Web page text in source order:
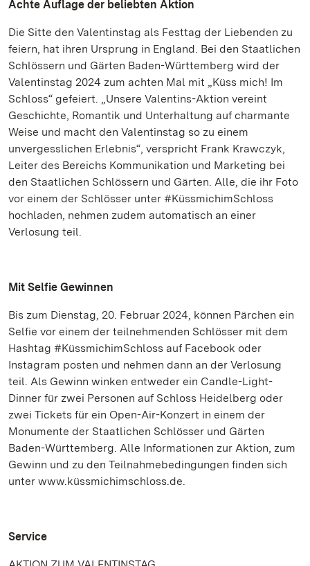
Achte Auflage der beliebten Aktion
Die Sitte den Valentinstag als Festtag der Liebenden zu
feiern, hat ihren Ursprung in England. Bei den Staatlichen
Schlössern und Gärten Baden-Württemberg wird der
Valentinstag 2024 zum achten Mal mit „Küss mich! Im
Schloss“ gefeiert. „Unsere Valentins-Aktion vereint
Geschichte, Romantik und Unterhaltung auf charmante
Weise und macht den Valentinstag so zu einem
unvergesslichen Erlebnis“, verspricht Frank Krawczyk,
Leiter des Bereichs Kommunikation und Marketing bei
den Staatlichen Schlössern und Gärten. Alle, die ihr Foto
vor einem der Schlösser unter #KüssmichimSchloss
hochladen, nehmen zudem automatisch an einer
Verlosung teil.
Mit Selfie Gewinnen
Bis zum Dienstag, 20. Februar 2024, können Pärchen ein
Selfie vor einem der teilnehmenden Schlösser mit dem
Hashtag #KüssmichimSchloss auf Facebook oder
Instagram posten und nehmen dann an der Verlosung
teil. Als Gewinn winken entweder ein Candle-Light-
Dinner für zwei Personen auf Schloss Heidelberg oder
zwei Tickets für ein Open-Air-Konzert in einem der
Monumente der Staatlichen Schlösser und Gärten
Baden-Württemberg. Alle Informationen zur Aktion, zum
Gewinn und zu den Teilnahmebedingungen finden sich
unter www.küssmichimschloss.de.
Service